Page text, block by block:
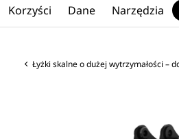
Łyżki skalne o dużej wytrzymałości –
Korzyści Dane Narzędzia